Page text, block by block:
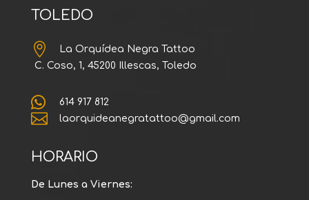
TOLEDO

La Orquídea Negra Tattoo
C. Coso, 1, 45200 Illescas, Toledo
 614 917 812
 laorquideanegratattoo@gmail.com
HORARIO
De Lunes a Viernes: